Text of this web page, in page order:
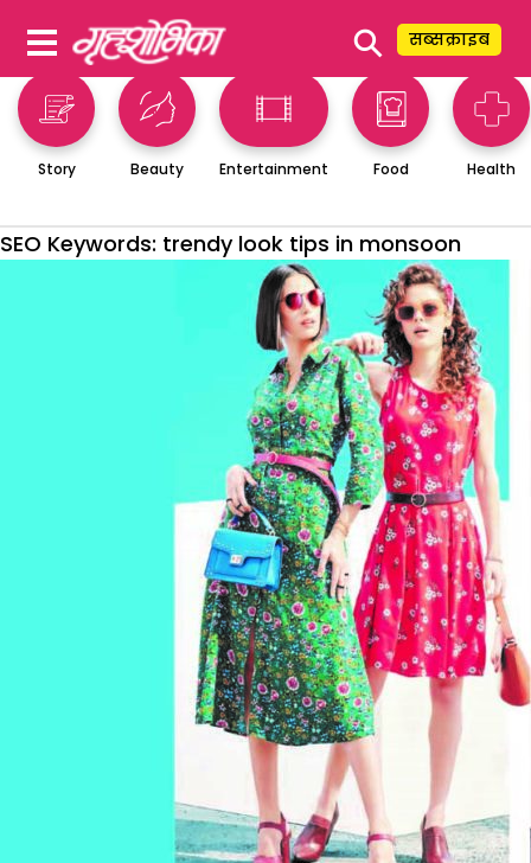
⚲ सब्सक्राइब
Story Beauty Entertainment Food Health
SEO Keywords: trendy look tips in monsoon